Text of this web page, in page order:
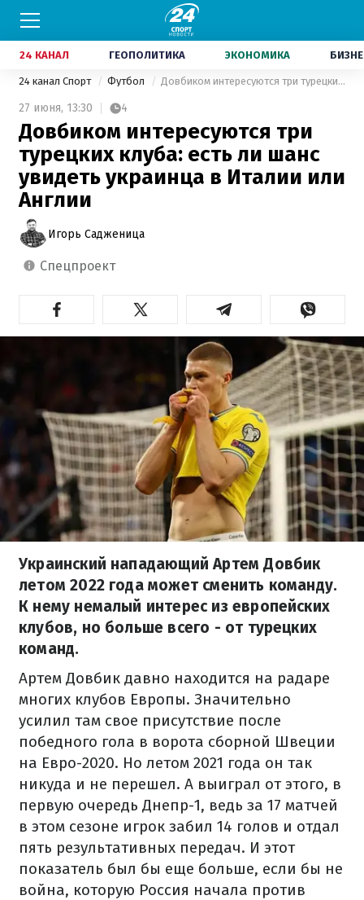
24 КАНАЛ ГЕОПОЛИТИКА ЭКОНОМИКА
24 канал Спорт Футбол Довбиком интересуются три турецких клуба: есть ли шанс увидеть украинца в Италии или Англии
27 июня, 13:30 4
Довбиком интересуются три
турецких клуба: есть ли шанс
увидеть украинца в Италии или
Англии
Игорь Садженица
спецпроект
Украинский нападающий Артем Довбик
летом 2022 года может сменить команду.
К нему немалый интерес из европейских
клубов, но больше всего - от турецких
команд.
Артем Довбик давно находится на радаре
многих клубов Европы. Значительно
усилил там свое присутствие после
победного гола в ворота сборной Швеции
на Евро-2020. Но летом 2021 года он так
никуда и не перешел. А выиграл от этого, в
первую очередь Днепр-1, ведь за 17 матчей
в этом сезоне игрок забил 14 голов и отдал
пять результативных передач. И этот
показатель был бы еще больше, если бы не
война, которую Россия начала против